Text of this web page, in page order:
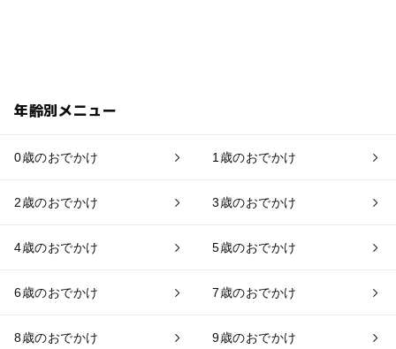
年齢別メニュー
0歳のおでかけ 1歳のおでかけ
2歳のおでかけ 3歳のおでかけ
4歳のおでかけ 5歳のおでかけ
6歳のおでかけ 7歳のおでかけ
8歳のおでかけ 9歳のおでかけ